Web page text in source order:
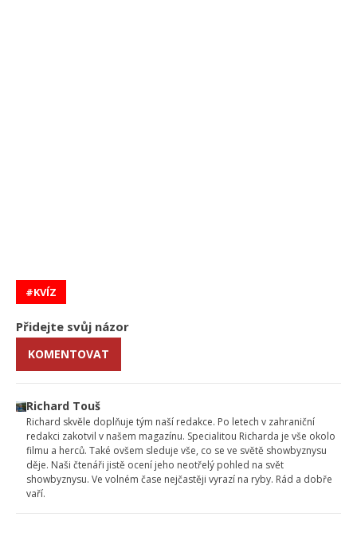
KVÍZ
Přidejte svůj názor
KOMENTOVAT
Richard Touš
Richard skvěle doplňuje tým naší redakce. Po letech v zahraniční
redakci zakotvil v našem magazínu. Specialitou Richarda je vše okolo
filmu a herců. Také ovšem sleduje vše, co se ve světě showbyznysu
děje. Naši čtenáři jistě ocení jeho neotřelý pohled na svět
showbyznysu. Ve volném čase nejčastěji vyrazí na ryby. Rád a dobře
vaří.